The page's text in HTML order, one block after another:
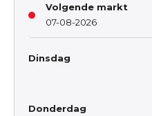
Volgende markt
07-08-2026
Dinsdag
Donderdag